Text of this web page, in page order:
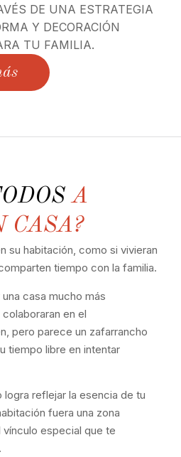
DE UNA ESTRATEGIA
Y DECORACIÓN
TU FAMILIA.
A
CASA?
su habitación, como si vivieran
tiempo con la familia.
casa mucho más
en el
pero parece un zafarrancho
tiempo libre en intentar
logra reflejar la esencia de tu
fuera una zona
especial que te